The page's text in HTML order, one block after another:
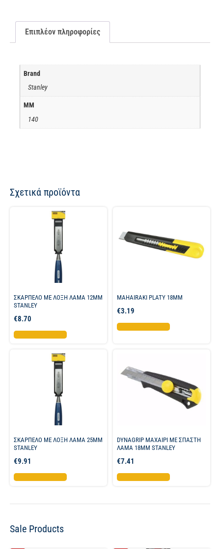
Επιπλέον πληροφορίες
Brand
Stanley
ΜΜ
140
Σχετικά προϊόντα
ΣΚΑΡΠΕΛΟ ΜΕ ΛΟΞΗ ΛΑΜΑ 12MM
STANLEY
€8.70
Προσθήκη στο καλάθι
MAHAIRAKI PLATY 18MM
€3.19
Προσθήκη στο καλάθι
ΣΚΑΡΠΕΛΟ ΜΕ ΛΟΞΗ ΛΑΜΑ 25MM
STANLEY
€9.91
Προσθήκη στο καλάθι
DYNAGRIP ΜΑΧΑΙΡΙ ME ΣΠΑΣΤΗ
ΛΑΜΑ 18MM STANLEY
€7.41
Προσθήκη στο καλάθι
Sale Products